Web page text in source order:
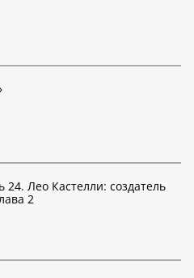
Лео Кастелли: создатель
2